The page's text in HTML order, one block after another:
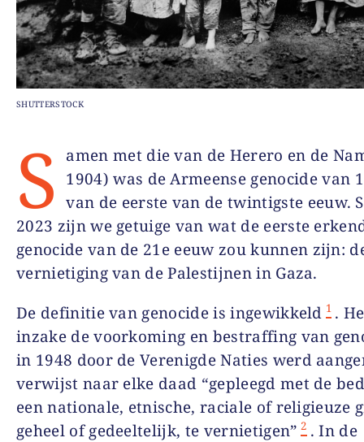
SHUTTERSTOCK
S
amen met die van de Herero en de
1904) was de Armeense genocide van
van de eerste van de twintigste eeuw.
2023 zijn we getuige van wat de eerste
genocide van de 21e eeuw zou kunnen zijn:
vernietiging van de Palestijnen in Gaza.
De definitie van genocide is ingewikkeld 1 .
inzake de voorkoming en bestraffing van
in 1948 door de Verenigde Naties werd
verwijst naar elke daad “gepleegd met de
een nationale, etnische, raciale of religieuze
geheel of gedeeltelijk, te vernietigen” 2 . In de